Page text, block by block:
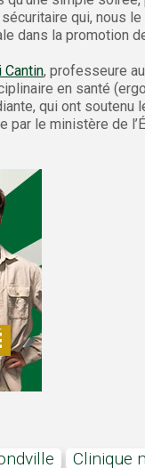
qui, nous
dans la promotion
Cantin, professeure au
en santé
qui ont soutenu
par le ministère de